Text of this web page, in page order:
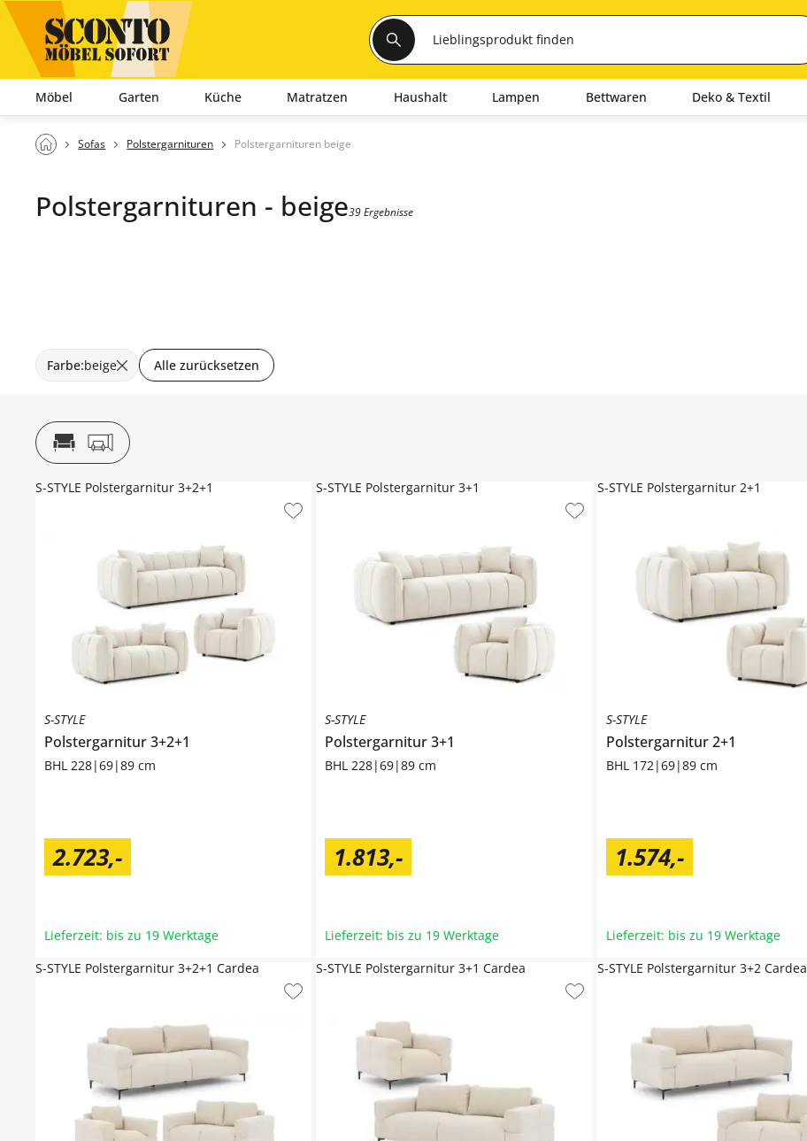
Möbel Garten Küche Matratzen Haushalt Lampen Bettwaren Deko & Textil
Sofas Polstergarnituren Polstergarnituren beige
Polstergarnituren - beige39 Ergebnisse
Farbe:beige Alle zurücksetzen
S-STYLE
Polstergarnitur 3+2+1
BHL 228|69|89 cm
2.723,-
S-STYLE Polstergarnitur 3+2+1
Lieferzeit: bis zu 19 Werktage
S-STYLE
Polstergarnitur 3+1
BHL 228|69|89 cm
1.813,-
S-STYLE Polstergarnitur 3+1
Lieferzeit: bis zu 19 Werktage
S-STYLE
Polstergarnitur 2+1
BHL 172|69|89 cm
1.574,-
S-STYLE Polstergarnitur 2+1
Lieferzeit: bis zu 19 Werktage
S-STYLE Polstergarnitur 3+2+1 Cardea S-STYLE Polstergarnitur 3+1 Cardea S-STYLE Polstergarnitur 3+2 Cardea